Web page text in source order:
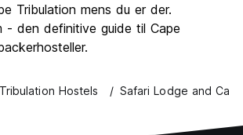
Tribulation mens du er der.
- den definitive guide til Cape
Hostels Safari Lodge and